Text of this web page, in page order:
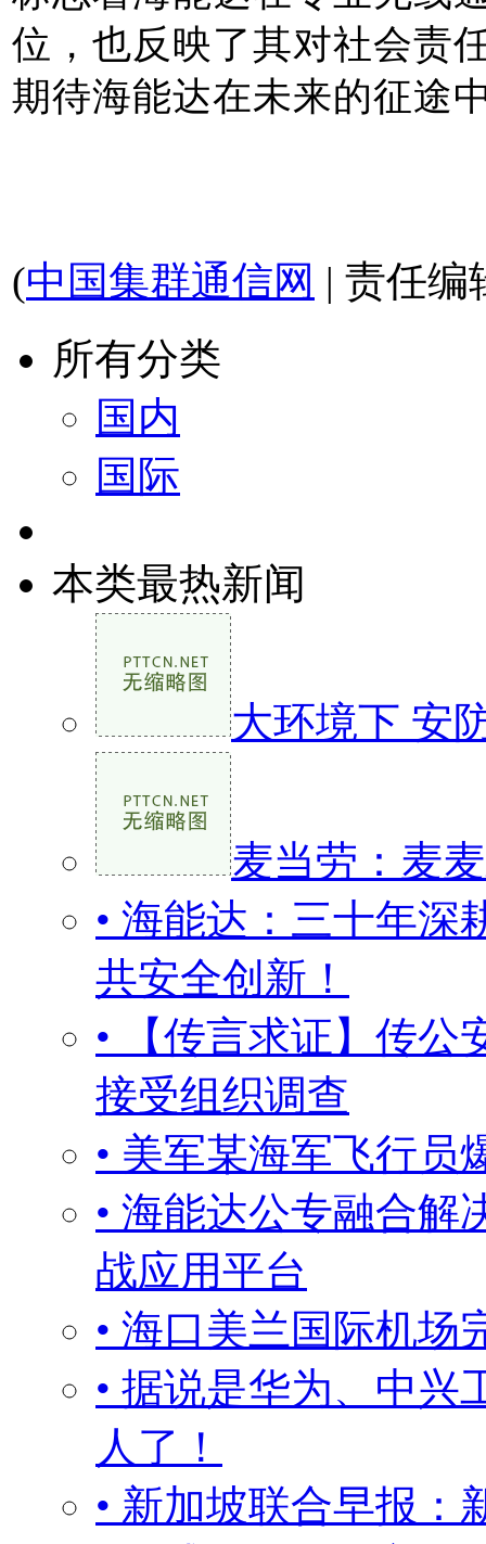
位，也反映了其对社会责
期待海能达在未来的征途
(中国集群通信网 | 责任编
所有分类
国内
国际
本类最热新闻
大环境下 安
麦当劳：麦
• 海能达：三十年深
共安全创新！
• 【传言求证】传公
接受组织调查
• 美军某海军飞行员
• 海能达公专融合解
战应用平台
• 海口美兰国际机场
• 据说是华为、中兴
人了！
• 新加坡联合早报：